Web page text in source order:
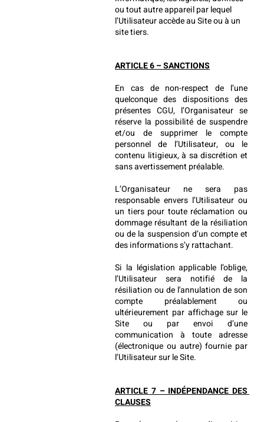
ou tout autre appareil par lequel
l’Utilisateur accède au Site ou à un
site tiers.
ARTICLE 6 – SANCTIONS
En cas de non-respect de l’une
quelconque des dispositions des
présentes CGU, l’Organisateur se
réserve la possibilité de suspendre
et/ou de supprimer le compte
personnel de l’Utilisateur, ou le
contenu litigieux, à sa discrétion et
sans avertissement préalable.
L’Organisateur ne sera pas
responsable envers l’Utilisateur ou
un tiers pour toute réclamation ou
dommage résultant de la résiliation
ou de la suspension d’un compte et
des informations s’y rattachant.
Si la législation applicable l’oblige,
l’Utilisateur sera notifié de la
résiliation ou de l'annulation de son
compte préalablement ou
ultérieurement par affichage sur le
Site ou par envoi d’une
communication à toute adresse
(électronique ou autre) fournie par
l’Utilisateur sur le Site.
ARTICLE 7 – INDÉPENDANCE DES
CLAUSES